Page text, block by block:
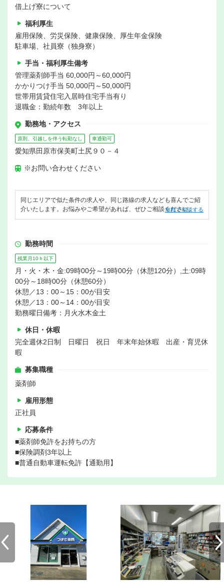
借上げ寮について
福利厚生
雇用保険、労災保険、健康保険、厚生年金保険
駐車場、社員寮（独身寮）
手当・福利厚生備考
管理薬剤師手当 60,000円～60,000円
かかりつけ手当 50,000円～50,000円
世帯用賃貸住宅入居時住宅手当有り
退職金：勤続年数 3年以上
勤務地・アクセス
原則、引越しを伴う転勤なし 車通勤可
愛知県田原市保美町土尻９０－４
※お問い合わせください
同じエリアで似た条件の求人や、同じ路線の求人なども喜んでご紹
介いたします。お悩みやご希望があれば、ぜひご相談ください。
無料で相談する
勤務時間
残業月10ｈ以下
月・火・木・金:09時00分～19時00分（休憩120分）,土:09時
00分～18時00分（休憩60分）
休憩／13：00～15：00が目安
休憩／13：00～14：00が目安
勤務曜日備考：月火水木金土
休日・休暇
完全週休2日制 日曜日 祝日 年末年始休暇 出産・育児休
暇
募集職種
薬剤師
雇用形態
正社員
応募条件
■薬剤師免許をお持ちの方
■保険調剤3年以上
■普通自動車運転免許【通勤用】